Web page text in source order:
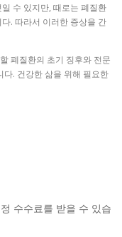
수 있지만, 때로는 폐질환
. 따라서 이러한 증상을 간
폐질환의 초기 징후와 전문
. 건강한 삶을 위해 필요한
수수료를 받을 수 있습